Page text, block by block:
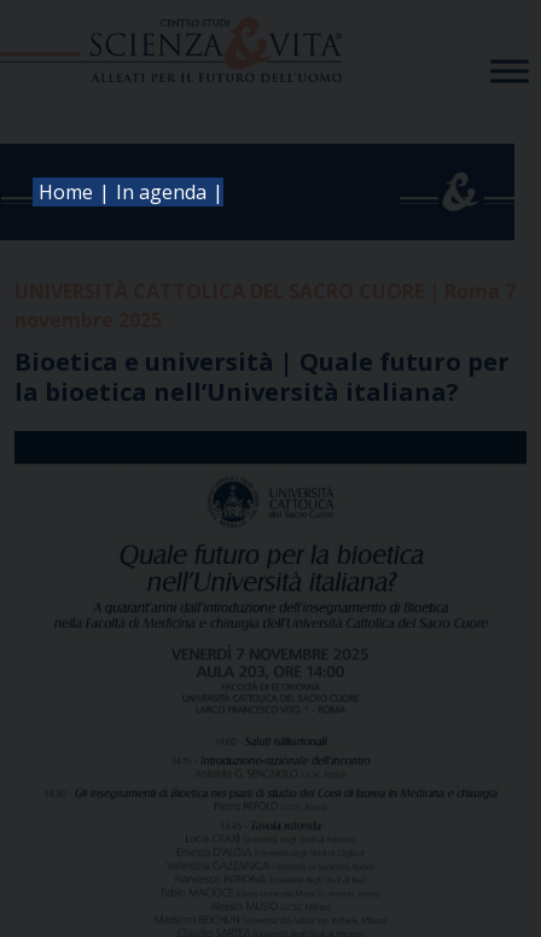
Home | In agenda |
Bioetica e università | Quale futuro per
la bioetica nell’Università italiana?